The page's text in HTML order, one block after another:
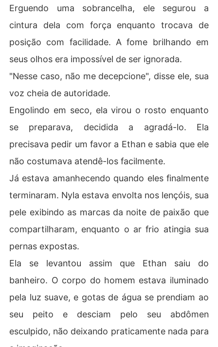
Erguendo uma sobrancelha, ele segurou a
cintura dela com força enquanto trocava de
posição com facilidade. A fome brilhando em
seus olhos era impossível de ser ignorada.
"Nesse caso, não me decepcione", disse ele, sua
voz cheia de autoridade.
Engolindo em seco, ela virou o rosto enquanto
se preparava, decidida a agradá-lo. Ela
precisava pedir um favor a Ethan e sabia que ele
não costumava atendê-los facilmente.
Já estava amanhecendo quando eles finalmente
terminaram. Nyla estava envolta nos lençóis, sua
pele exibindo as marcas da noite de paixão que
compartilharam, enquanto o ar frio atingia sua
pernas expostas.
Ela se levantou assim que Ethan saiu do
banheiro. O corpo do homem estava iluminado
pela luz suave, e gotas de água se prendiam ao
seu peito e desciam pelo seu abdômen
esculpido, não deixando praticamente nada para